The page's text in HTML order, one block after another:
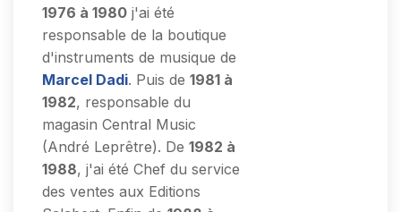
1976 à 1980 j'ai été
responsable de la boutique
d'instruments de musique de
Marcel Dadi. Puis de 1981 à
1982, responsable du
magasin Central Music
(André Leprêtre). De 1982 à
1988, j'ai été Chef du service
des ventes aux Editions